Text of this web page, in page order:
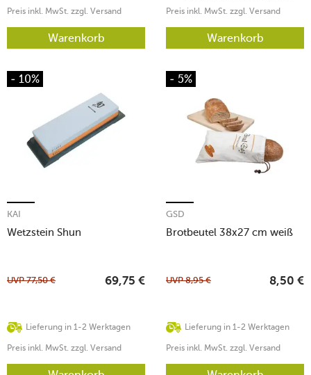
Preis inkl. MwSt. zzgl. Versand
Warenkorb
Preis inkl. MwSt. zzgl. Versand
Warenkorb
- 10%
Wetzstein Shun
KAI
Lieferung in 1-2 Werktagen
UVP77,50 € 69,75 €
Preis inkl. MwSt. zzgl. Versand
- 5%
Brotbeutel 38x27 cm weiß
GSD
Lieferung in 1-2 Werktagen
UVP8,95 € 8,50 €
Preis inkl. MwSt. zzgl. Versand